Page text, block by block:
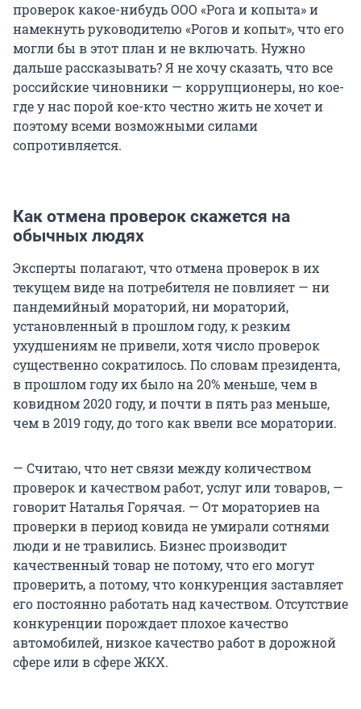
проверок какое-нибудь ООО «Рога и копыта» и
намекнуть руководителю «Рогов и копыт», что его
могли бы в этот план и не включать. Нужно
дальше рассказывать? Я не хочу сказать, что все
российские чиновники — коррупционеры, но кое-
где у нас порой кое-кто честно жить не хочет и
поэтому всеми возможными силами
сопротивляется.
Как отмена проверок скажется на
обычных людях
Эксперты полагают, что отмена проверок в их
текущем виде на потребителя не повлияет — ни
пандемийный мораторий, ни мораторий,
установленный в прошлом году, к резким
ухудшениям не привели, хотя число проверок
существенно сократилось. По словам президента,
в прошлом году их было на 20% меньше, чем в
ковидном 2020 году, и почти в пять раз меньше,
чем в 2019 году, до того как ввели все моратории.
— Считаю, что нет связи между количеством
проверок и качеством работ, услуг или товаров, —
говорит Наталья Горячая. — От мораториев на
проверки в период ковида не умирали сотнями
люди и не травились. Бизнес производит
качественный товар не потому, что его могут
проверить, а потому, что конкуренция заставляет
его постоянно работать над качеством. Отсутствие
конкуренции порождает плохое качество
автомобилей, низкое качество работ в дорожной
сфере или в сфере ЖКХ.